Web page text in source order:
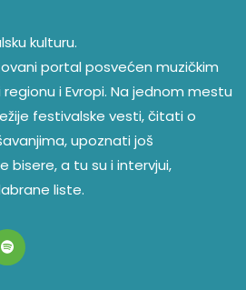
kulturu.
portal posvećen muzičkim
i Evropi. Na jednom mestu
festivalske vesti, čitati o
upoznati još
bisere, a tu su i intervjui,
liste.